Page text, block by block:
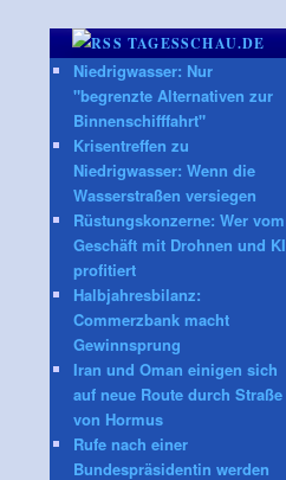
TAGESSCHAU.DE
Niedrigwasser: Nur
"begrenzte Alternativen zur
Binnenschifffahrt"
Krisentreffen zu
Niedrigwasser: Wenn die
Wasserstraßen versiegen
Rüstungskonzerne: Wer vom
Geschäft mit Drohnen und KI
profitiert
Halbjahresbilanz:
Commerzbank macht
Gewinnsprung
Iran und Oman einigen sich
auf neue Route durch Straße
von Hormus
Rufe nach einer
Bundespräsidentin werden